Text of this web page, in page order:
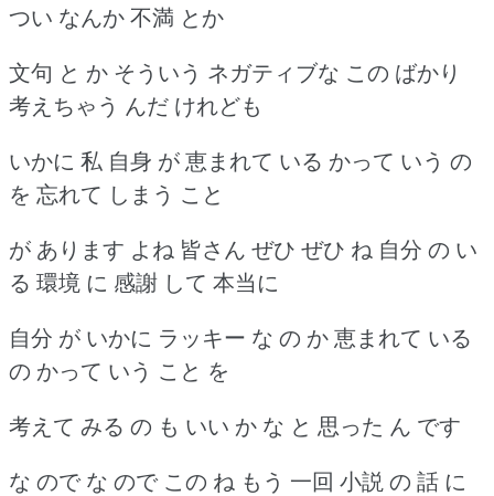
つい なんか 不満 とか
文句 と か そういう ネガティブな この ばかり
考えちゃう んだ けれども
いかに 私 自身 が 恵まれて いる かって いう の
を 忘れて しまう こと
が あります よね 皆さん ぜひ ぜひ ね 自分 の い
る 環境 に 感謝 して 本当に
自分 が いかに ラッキー な の か 恵まれて いる
の かって いう こと を
考えて みる の も いい か な と 思った ん です
な ので な ので この ね もう 一回 小説 の 話 に